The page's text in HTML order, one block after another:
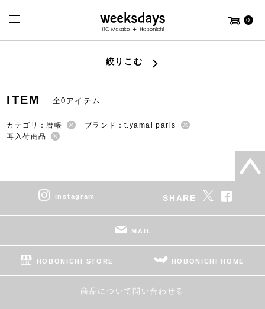
0
絞りこむ
ITEM 全0アイテム
カテゴリ：暦帳
ブランド：t.yamai paris
再入荷商品
instagram SHARE
MAIL
HOBONICHI STORE HOBONICHI HOME
商品について問い合わせる